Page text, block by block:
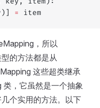
= item
，所以
的方法都是从
这些超类继承
，它虽然是一个抽象
个实用的方法。以下